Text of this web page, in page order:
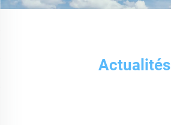
Actualités